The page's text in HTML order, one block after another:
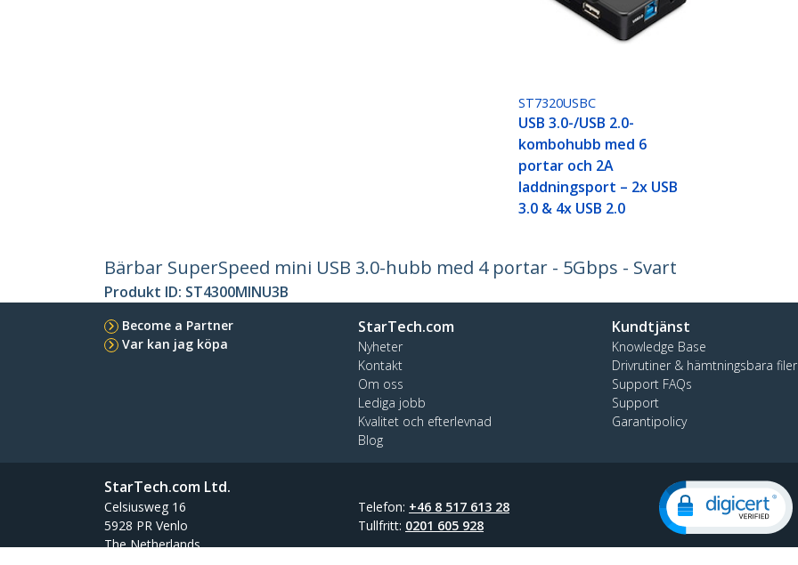
ST7320USBC
USB 3.0-/USB 2.0-
kombohubb med 6
portar och 2A
laddningsport – 2x USB
3.0 & 4x USB 2.0
Bärbar SuperSpeed mini USB 3.0-hubb med 4 portar - 5Gbps - Svart
Produkt ID: ST4300MINU3B
Become a Partner
Var kan jag köpa
StarTech.com
Nyheter
Kontakt
Om oss
Lediga jobb
Kvalitet och efterlevnad
Blog
Kundtjänst
Knowledge Base
Drivrutiner & hämtningsbara filer
Support FAQs
Support
Garantipolicy
StarTech.com Ltd.
Celsiusweg 16
5928 PR Venlo
The Netherlands
Telefon: +46 8 517 613 28
Tullfritt: 0201 605 928